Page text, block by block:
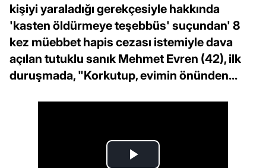
kişiyi yaraladığı gerekçesiyle hakkında
'kasten öldürmeye teşebbüs' suçundan' 8
kez müebbet hapis cezası istemiyle dava
açılan tutuklu sanık Mehmet Evren (42), ilk
duruşmada, "Korkutup, evimin önünden...